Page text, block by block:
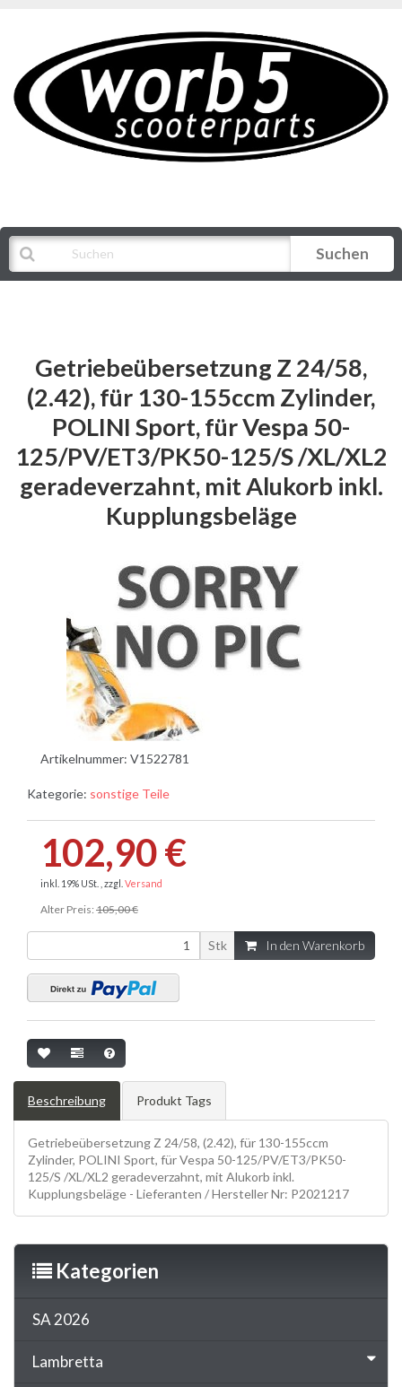
Suchen
Getriebeübersetzung Z 24/58,
(2.42), für 130-155ccm Zylinder,
POLINI Sport, für Vespa 50-
125/PV/ET3/PK50-125/S /XL/XL2
geradeverzahnt, mit Alukorb inkl.
Kupplungsbeläge
Artikelnummer: V1522781
Kategorie: sonstige Teile
102,90 €
inkl. 19% USt. , zzgl. Versand
Alter Preis: 105,00 €
Stk In den Warenkorb
Beschreibung Produkt Tags
Getriebeübersetzung Z 24/58, (2.42), für 130-155ccm
Zylinder, POLINI Sport, für Vespa 50-125/PV/ET3/PK50-
125/S /XL/XL2 geradeverzahnt, mit Alukorb inkl.
Kupplungsbeläge - Lieferanten / Hersteller Nr: P2021217
Kategorien
SA 2026
Lambretta